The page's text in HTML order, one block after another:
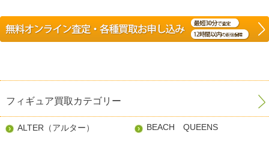
フィギュア買取カテゴリー
ALTER（アルター） BEACH QUEENS